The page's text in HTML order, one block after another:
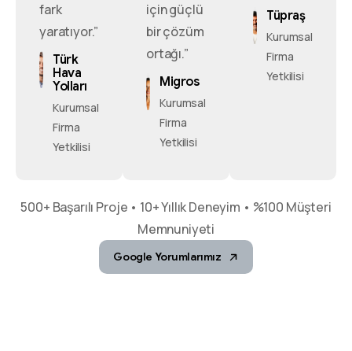
fark
yaratıyor.”
Türk
Hava
Yolları
Kurumsal
Firma
Yetkilisi
için güçlü
bir çözüm
ortağı.”
Migros
Kurumsal
Firma
Yetkilisi
Tüpraş
Kurumsal
Firma
Yetkilisi
500+ Başarılı Proje • 10+ Yıllık Deneyim • %100 Müşteri
Memnuniyeti
Google Yorumlarımız